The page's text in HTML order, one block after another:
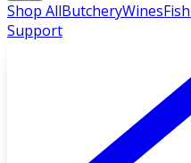
Shop AllButcheryWines
Support